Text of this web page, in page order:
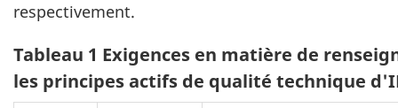
respectivement.
Tableau 1 Exigences en matière de
les principes actifs de qualité technique